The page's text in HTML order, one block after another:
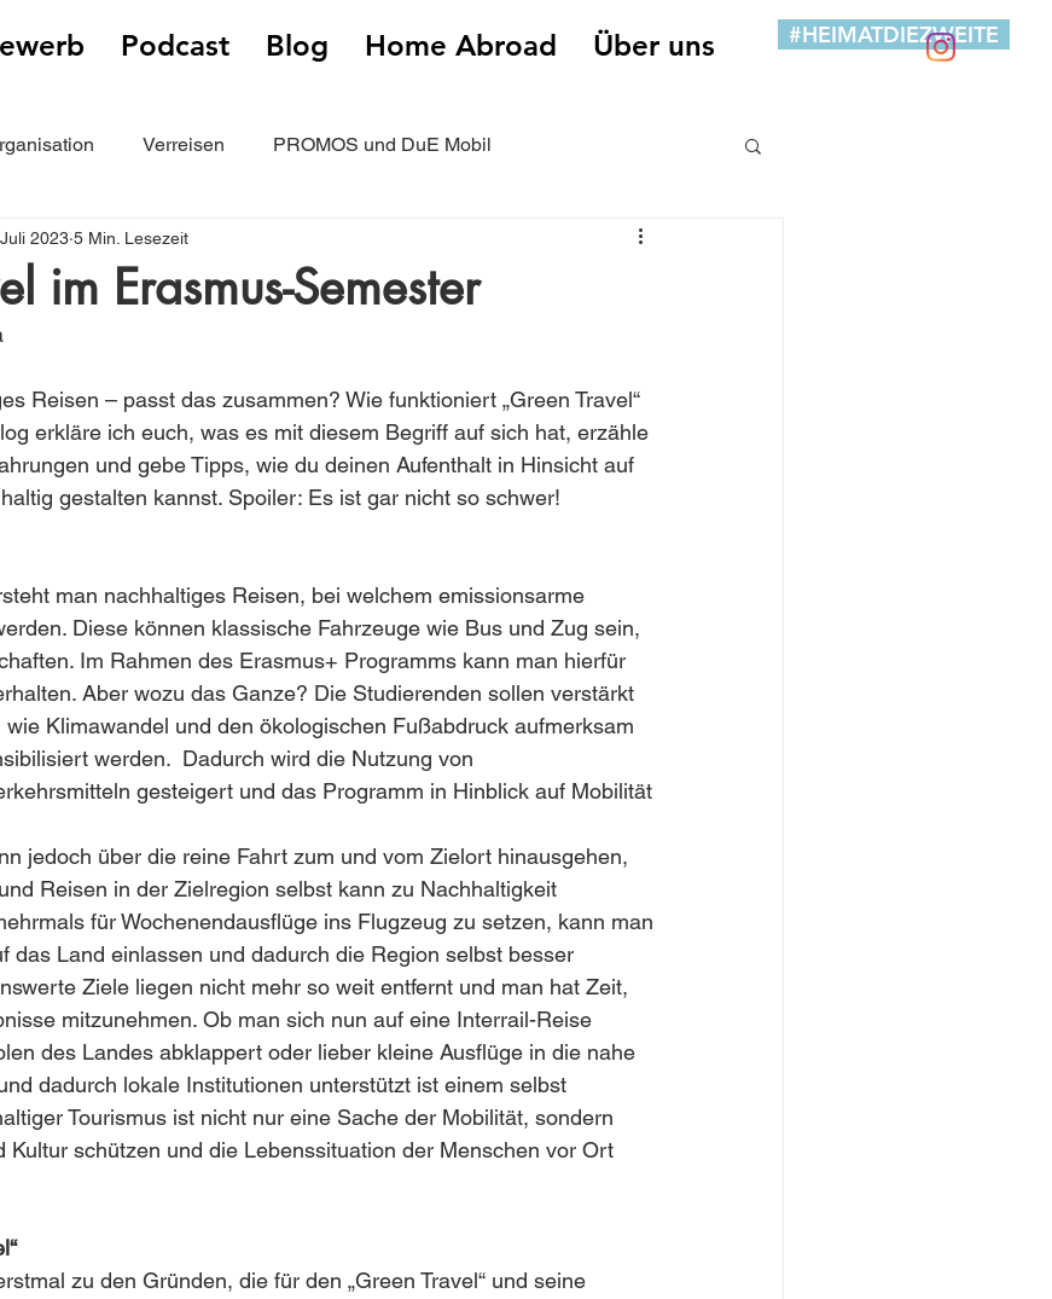
Podcast Blog Home Abroad Über uns #HEIMATDIEZWEITE
Verreisen PROMOS und DuE Mobil
im Erasmus-Semester
2023 5 Min. Lesezeit
Reisen – passt das zusammen? Wie funktioniert „Green Travel“
erkläre ich euch, was es mit diesem Begriff auf sich hat, erzähle
und gebe Tipps, wie du deinen Aufenthalt in Hinsicht auf
gestalten kannst. Spoiler: Es ist gar nicht so schwer!
man nachhaltiges Reisen, bei welchem emissionsarme
Diese können klassische Fahrzeuge wie Bus und Zug sein,
Im Rahmen des Erasmus+ Programms kann man hierfür
Aber wozu das Ganze? Die Studierenden sollen verstärkt
Klimawandel und den ökologischen Fußabdruck aufmerksam
werden.  Dadurch wird die Nutzung von
gesteigert und das Programm in Hinblick auf Mobilität
jedoch über die reine Fahrt zum und vom Zielort hinausgehen,
Reisen in der Zielregion selbst kann zu Nachhaltigkeit
für Wochenendausflüge ins Flugzeug zu setzen, kann man
das Land einlassen und dadurch die Region selbst besser
Ziele liegen nicht mehr so weit entfernt und man hat Zeit,
mitzunehmen. Ob man sich nun auf eine Interrail-Reise
des Landes abklappert oder lieber kleine Ausflüge in die nahe
dadurch lokale Institutionen unterstützt ist einem selbst
Tourismus ist nicht nur eine Sache der Mobilität, sondern
Kultur schützen und die Lebenssituation der Menschen vor Ort
zu den Gründen, die für den „Green Travel“ und seine